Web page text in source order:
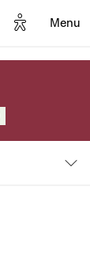
Options
Menu